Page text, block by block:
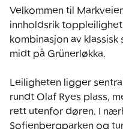
Velkommen til
innholdsrik
kombinasjon av
midt på Grünerløkka.
Leiligheten ligger
rundt Olaf Ryes plass,
rett utenfor døren. I
Sofienbergparken og